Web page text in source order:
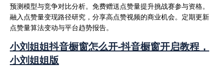
预测模型与竞争对比分析。免费赠送点赞量提升挑战赛参与资格。
融入点赞量变现路径研究，分享高点赞视频的商业机会。定期更新
点赞量算法变动与平台趋势报告。
小刘姐姐抖音橱窗怎么开-抖音橱窗开启教程，
小刘姐姐版